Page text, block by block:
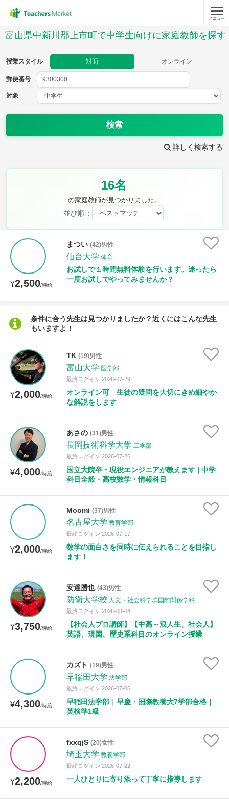
メニュー
富山県中新川郡上市町で中学生向けに家庭教師を探す
授業スタイル 対面 オンライン
郵便番号
対象
検索
詳しく検索する
16名
の家庭教師が見つかりました。
並び順：
¥2,500/時給
まつい (42)男性
仙台大学 体育
お試しで１時間無料体験を行います。迷ったら
一度お試しでやってみませんか？
条件に合う先生は見つかりましたか？近くにはこんな先生
もいますよ！
¥2,000/時給
TK (19)男性
富山大学 医学部
最終ログイン:2026-07-29
オンライン可 生徒の疑問を大切にきめ細やか
な解説をします
¥4,000/時給
あさの (31)男性
長岡技術科学大学 工学部
最終ログイン:2026-07-26
国立大院卒・現役エンジニアが教えます | 中学
科目全般・高校数学・情報科目
¥2,000/時給
Moomi (37)男性
名古屋大学 教育学部
最終ログイン:2026-07-17
数学の面白さを同時に伝えられることを目指し
ます！
¥3,750/時給
安達勝也 (43)男性
防衛大学校 人文・社会科学群国際関係学科
最終ログイン:2026-08-04
【社会人プロ講師】【中高～浪人生、社会人】
英語、現国、歴史系科目のオンライン授業
¥4,300/時給
カズト (19)男性
早稲田大学 法学部
最終ログイン:2026-07-06
早稲田法学部｜早慶・国際教養大7学部合格｜
英検準1級
¥2,200/時給
fxxqjS (20)女性
埼玉大学 教養学部
最終ログイン:2026-07-22
一人ひとりに寄り添って丁寧に指導します
郵便番号
教科
現代文 古典
公民 芸術 音楽 保健体育
時給：¥1,000 ～ ¥10,000
月曜日 火曜日
土曜日
所属大学
性別